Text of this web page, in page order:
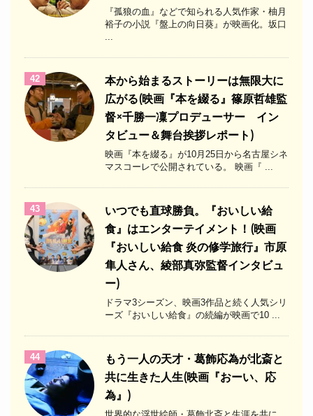
『孤狼の血』などで知られる人気作家・柚月
裕子の小説『盤上の向日葵』が映画化。坂口
42
本から始まるストーリーは無限大に
広がる(映画『本を綴る』篠原哲雄監
督×千勝一凜プロデューサー イン
タビュー＆舞台挨拶レポート)
映画『本を綴る』が10月25日から名古屋シネ
マスコーレで公開されている。 映画『 ...
43
いつでも直球勝負。『おいしい給
食』はエンターテイメント！(映画
『おいしい給食 炎の修学旅行』市原
隼人さん、綾部真弥監督インタビュ
ー)
ドラマ3シーズン、映画3作品と続く人気シリ
ーズ『おいしい給食』の続編が映画で10 ...
44
もう一人の天才・葛飾応為が北斎と
共に生きた人生(映画『おーい、応
為』)